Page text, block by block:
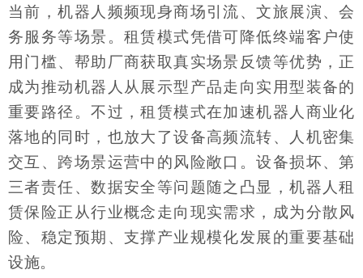
当前，机器人频频现身商场引流、文旅展演、会
务服务等场景。租赁模式凭借可降低终端客户使
用门槛、帮助厂商获取真实场景反馈等优势，正
成为推动机器人从展示型产品走向实用型装备的
重要路径。不过，租赁模式在加速机器人商业化
落地的同时，也放大了设备高频流转、人机密集
交互、跨场景运营中的风险敞口。设备损坏、第
三者责任、数据安全等问题随之凸显，机器人租
赁保险正从行业概念走向现实需求，成为分散风
险、稳定预期、支撑产业规模化发展的重要基础
设施。